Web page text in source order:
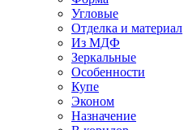
Угловые
Отделка и материал
Из МДФ
Зеркальные
Особенности
Купе
Эконом
Назначение